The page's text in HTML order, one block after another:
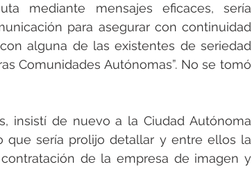
mediante mensajes eficaces, sería
para asegurar con continuidad
alguna de las existentes de seriedad
Comunidades Autónomas”. No se tomó
insistí de nuevo a la Ciudad Autónoma
que sería prolijo detallar y entre ellos la
de la empresa de imagen y